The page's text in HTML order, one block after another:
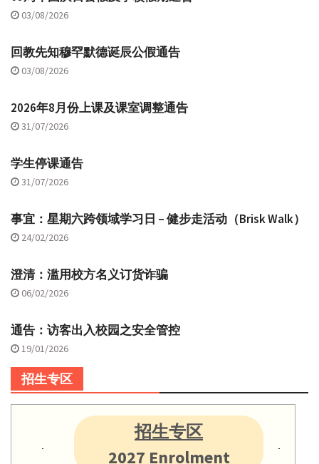
03/08/2026
回教先知穆罕默德诞辰公假通告
03/08/2026
2026年8月份上课及课室调整通告
31/07/2026
学生停课通告
31/07/2026
事宜：星期六跨领域学习日 – 健步走活动（Brisk Walk）
24/02/2026
澄清：滥用校方名义订货诈骗
06/02/2026
通告：访客出入校园之安全管控
19/01/2026
招生专区
招生专区
2027 Enrolment